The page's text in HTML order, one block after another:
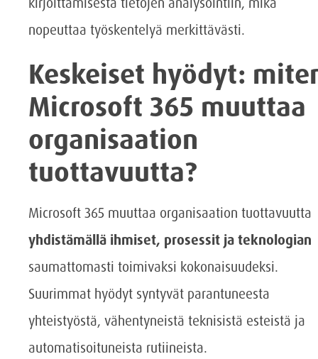
nopeuttaa työskentelyä merkittävästi.
Keskeiset hyödyt:
Microsoft 365 muuttaa
organisaation
tuottavuutta?
Microsoft 365 muuttaa organisaation tuottavuutta
yhdistämällä ihmiset, prosessit ja teknologian
saumattomasti toimivaksi kokonaisuudeksi.
Suurimmat hyödyt syntyvät parantuneesta
yhteistyöstä, vähentyneistä teknisistä esteistä ja
automatisoituneista rutiineista.